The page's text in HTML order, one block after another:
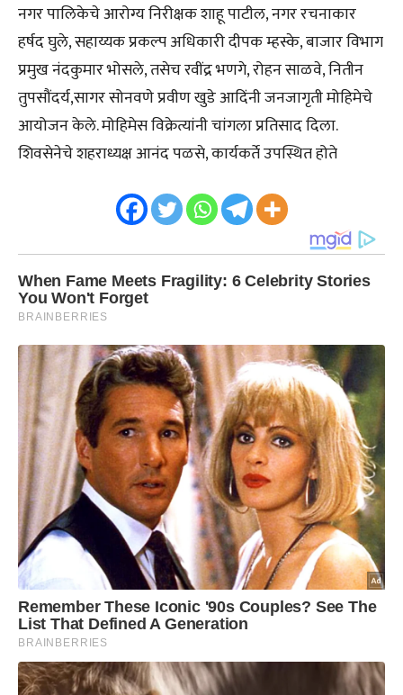
नगर पालिकेचे आरोग्य निरीक्षक शाहू पाटील, नगर रचनाकार
हर्षद घुले, सहाय्यक प्रकल्प अधिकारी दीपक म्हस्के, बाजार विभाग
प्रमुख नंदकुमार भोसले, तसेच रवींद्र भणगे, रोहन साळवे, नितीन
तुपसौंदर्य,सागर सोनवणे प्रवीण खुडे आदिंनी जनजागृती मोहिमेचे
आयोजन केले. मोहिमेस विक्रेत्यांनी चांगला प्रतिसाद दिला.
शिवसेनेचे शहराध्यक्ष आनंद पळसे, कार्यकर्ते उपस्थित होते